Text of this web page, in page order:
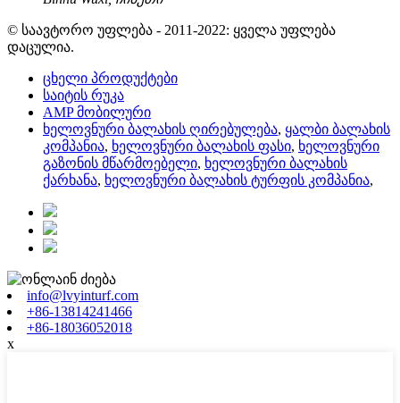
© საავტორო უფლება - 2011-2022: ყველა უფლება
დაცულია.
ცხელი პროდუქტები
საიტის რუკა
AMP მობილური
ხელოვნური ბალახის ღირებულება, ყალბი ბალახის
კომპანია, ხელოვნური ბალახის ფასი, ხელოვნური
გაზონის მწარმოებელი, ხელოვნური ბალახის
ქარხანა, ხელოვნური ბალახის ტურფის კომპანია,
info@lvyinturf.com
+86-13814241466
+86-18036052018
x